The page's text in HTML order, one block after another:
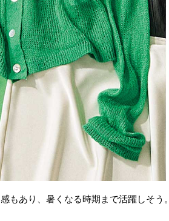
もあり、暑くなる時期まで活躍しそう。